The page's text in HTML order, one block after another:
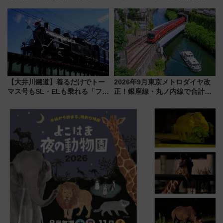
月7日限定 ソフトバンクホーク
スとコラボ
連検索数が前年比237％増、ナ
ショジオも認める『2026年に訪
れるべき世界の旅先』
【大井川鐵道】着るだけでトー
マス号もSL・ELも乗れる「フリ
受注販売
2026年9月東京メトロダイヤ改
正！銀座線・丸ノ内線で合計
待